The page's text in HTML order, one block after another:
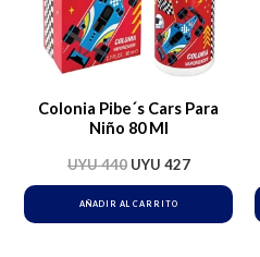
Colonia Pibe´s Cars Para
Niño 80 Ml
UYU440 UYU 427
AÑADIR AL CARRITO